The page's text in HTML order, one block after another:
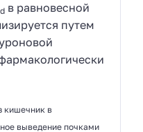
d в равновесной
путем
кишечник в
выведение почками